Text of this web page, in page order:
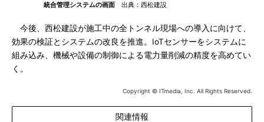
統合管理システムの画面 出典：西松建設
今後、西松建設が施工中の全トンネル現場への導入に向けて、
効果の検証とシステムの改良を推進。IoTセンサーをシステムに
組み込み、機械や設備の制御による電力量削減の精度を高めてい
く。
Copyright © ITmedia, Inc. All Rights Reserved.
関連情報